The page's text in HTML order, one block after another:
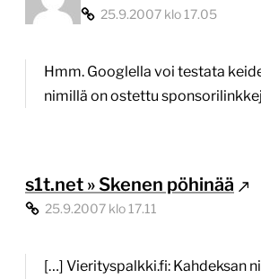
25.9.2007 klo 17.05
Hmm. Googlella voi testata
nimillä on ostettu
s1t.net » Skenen pöhinää
25.9.2007 klo 17.11
[…] Vierityspalkki.fi: Kahdeksan